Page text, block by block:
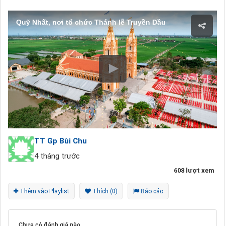
Quỹ Nhất, nơi tổ chức Thánh lễ Truyền Dầu
TT Gp Bùi Chu
4 tháng trước
608 lượt xem
Thêm vào Playlist Thích (0) Báo cáo